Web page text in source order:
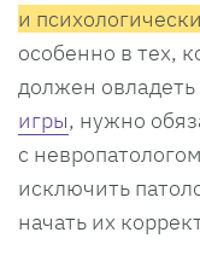
и
особенно в тех,
должен
игры, нужно
с
исключить
начать их